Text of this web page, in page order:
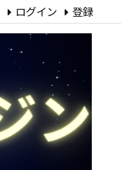
ログイン 登録